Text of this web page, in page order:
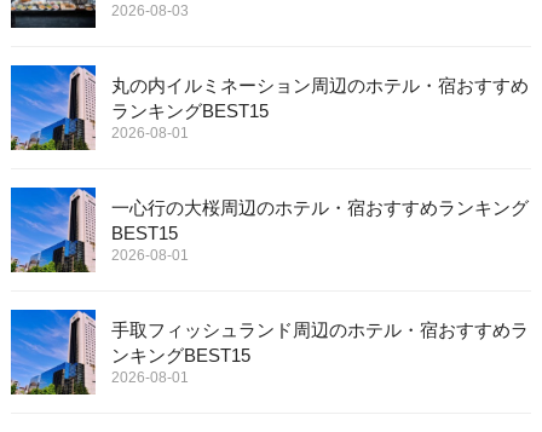
2026-08-03
丸の内イルミネーション周辺のホテル・宿おすすめ
ランキングBEST15
2026-08-01
一心行の大桜周辺のホテル・宿おすすめランキング
BEST15
2026-08-01
手取フィッシュランド周辺のホテル・宿おすすめラ
ンキングBEST15
2026-08-01